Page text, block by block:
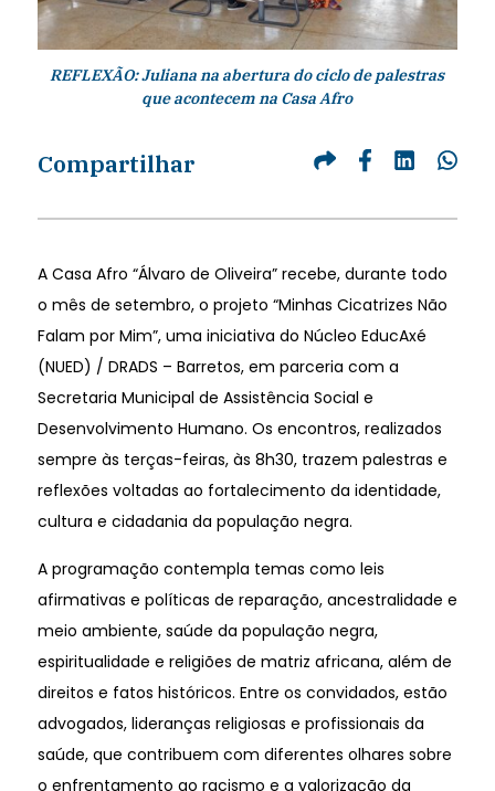
REFLEXÃO: Juliana na abertura do ciclo de palestras
que acontecem na Casa Afro
Compartilhar
A Casa Afro “Álvaro de Oliveira” recebe, durante todo
o mês de setembro, o projeto “Minhas Cicatrizes Não
Falam por Mim”, uma iniciativa do Núcleo EducAxé
(NUED) / DRADS – Barretos, em parceria com a
Secretaria Municipal de Assistência Social e
Desenvolvimento Humano. Os encontros, realizados
sempre às terças-feiras, às 8h30, trazem palestras e
reflexões voltadas ao fortalecimento da identidade,
cultura e cidadania da população negra.
A programação contempla temas como leis
afirmativas e políticas de reparação, ancestralidade e
meio ambiente, saúde da população negra,
espiritualidade e religiões de matriz africana, além de
direitos e fatos históricos. Entre os convidados, estão
advogados, lideranças religiosas e profissionais da
saúde, que contribuem com diferentes olhares sobre
o enfrentamento ao racismo e a valorização da